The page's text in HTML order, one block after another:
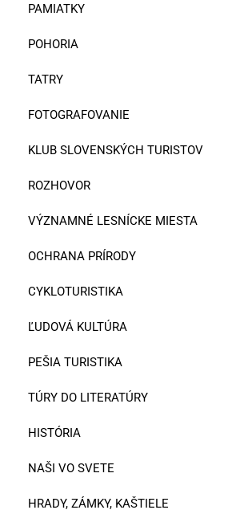
PAMIATKY
POHORIA
TATRY
FOTOGRAFOVANIE
KLUB SLOVENSKÝCH TURISTOV
ROZHOVOR
VÝZNAMNÉ LESNÍCKE MIESTA
OCHRANA PRÍRODY
CYKLOTURISTIKA
ĽUDOVÁ KULTÚRA
PEŠIA TURISTIKA
TÚRY DO LITERATÚRY
HISTÓRIA
NAŠI VO SVETE
HRADY, ZÁMKY, KAŠTIELE